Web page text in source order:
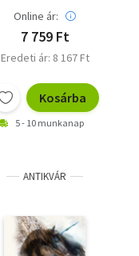
Online ár:
7 759 Ft
Eredeti ár: 8 167 Ft
Kosárba
5 - 10 munkanap
ANTIKVÁR